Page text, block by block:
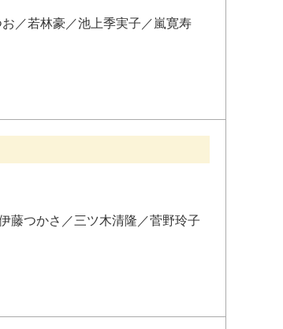
／若林豪 ／池上季実子 ／ 嵐寛寿
藤つかさ ／三ツ木清隆 ／菅野玲子